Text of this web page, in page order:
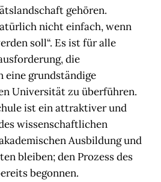
gehören.
nicht einfach, wenn
soll“. Es ist für alle
die
eine grundständige
Universität zu überführen.
ist ein attraktiver und
wissenschaftlichen
Ausbildung und
bleiben; den Prozess des
begonnen.